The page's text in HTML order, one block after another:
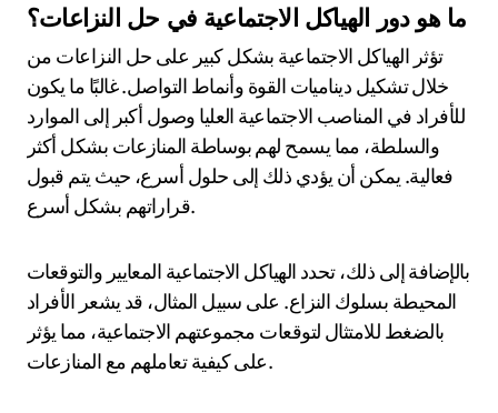
ما هو دور الهياكل الاجتماعية في حل النزاعات؟
تؤثر الهياكل الاجتماعية بشكل كبير على حل النزاعات من
خلال تشكيل ديناميات القوة وأنماط التواصل. غالبًا ما يكون
للأفراد في المناصب الاجتماعية العليا وصول أكبر إلى الموارد
والسلطة، مما يسمح لهم بوساطة المنازعات بشكل أكثر
فعالية. يمكن أن يؤدي ذلك إلى حلول أسرع، حيث يتم قبول
قراراتهم بشكل أسرع.
بالإضافة إلى ذلك، تحدد الهياكل الاجتماعية المعايير والتوقعات
المحيطة بسلوك النزاع. على سبيل المثال، قد يشعر الأفراد
بالضغط للامتثال لتوقعات مجموعتهم الاجتماعية، مما يؤثر
على كيفية تعاملهم مع المنازعات.